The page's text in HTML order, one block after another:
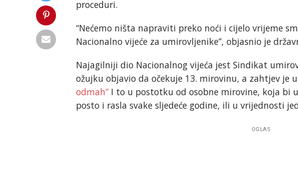
proceduri.
“Nećemo ništa napraviti preko noći i cijelo vrijeme
Nacionalno vijeće za umirovljenike”, objasnio je
Najagilniji dio Nacionalnog vijeća jest Sindikat
ožujku objavio da očekuje 13. mirovinu, a zahtjev je
odmah” I to u postotku od osobne mirovine, koja bi
posto i rasla svake sljedeće godine, ili u vrijednosti
OGLAS